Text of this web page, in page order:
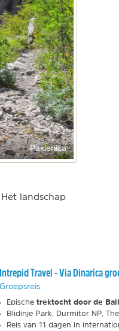
Paklenica
landschap
Intrepid Travel - Via Dinarica
Groepsreis
Epische trektocht door de
Blidinje Park, Durmitor NP,
Reis van 11 dagen in